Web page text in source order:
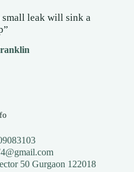
small leak will sink a
50 Gurgaon 122018